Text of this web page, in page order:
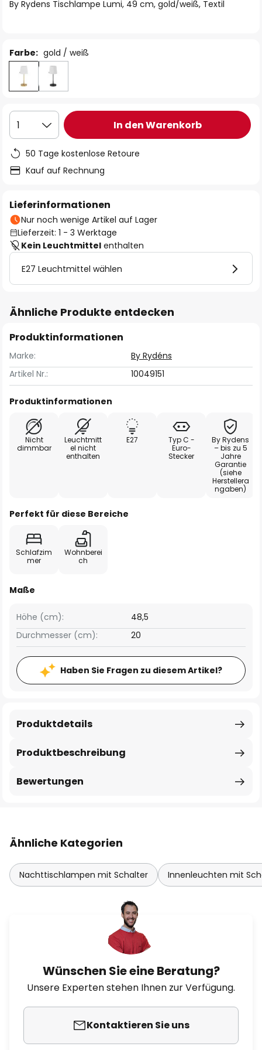
By Rydens Tischlampe Lumi, 49 cm, gold/weiß, Textil
Farbe: gold / weiß
1 In den Warenkorb
50 Tage kostenlose Retoure
Kauf auf Rechnung
Lieferinformationen
Nur noch wenige Artikel auf Lager
Lieferzeit: 1 - 3 Werktage
Kein Leuchtmittel enthalten
E27 Leuchtmittel wählen
Ähnliche Produkte entdecken
Produktinformationen
Marke:
By Rydéns
Artikel Nr.:
10049151
Produktinformationen
Nicht
dimmbar
Leuchtmitt
el nicht
enthalten
E27
Typ C -
Euro-
Stecker
By Rydens
– bis zu 5
Jahre
Garantie
(siehe
Herstellera
ngaben)
Perfekt für diese Bereiche
Schlafzim
mer
Wohnberei
ch
Maße
Höhe (cm):
48,5
Durchmesser (cm):
20
Haben Sie Fragen zu diesem Artikel?
Produktbeschreibung
Produktdetails
Bewertungen
Ähnliche Kategorien
Nachttischlampen mit Schalter Innenleuchten mit
Wünschen Sie eine Beratung?
Unsere Experten stehen Ihnen zur Verfügung.
Kontaktieren Sie uns